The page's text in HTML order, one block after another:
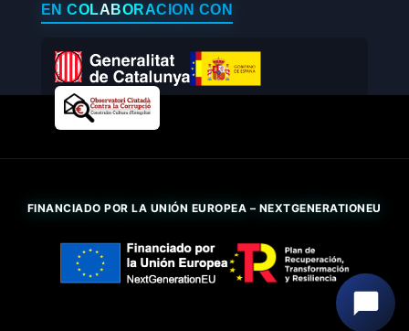
EN COLABORACIÓN CON
FINANCIADO POR LA UNIÓN EUROPEA – NEXTGENERATIONEU